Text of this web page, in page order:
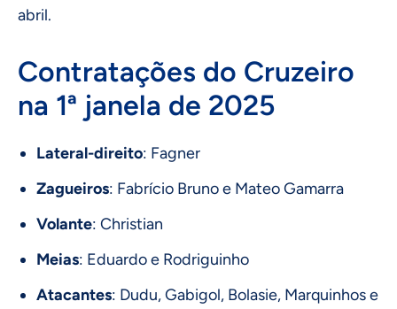
abril.
Contratações do Cruzeiro
na 1ª janela de 2025
Lateral-direito: Fagner
Zagueiros: Fabrício Bruno e Mateo Gamarra
Volante: Christian
Meias: Eduardo e Rodriguinho
Atacantes: Dudu, Gabigol, Bolasie, Marquinhos e